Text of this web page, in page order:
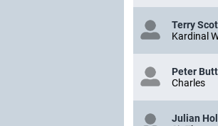
Terry
Kardinal
Peter
Charles
Julian